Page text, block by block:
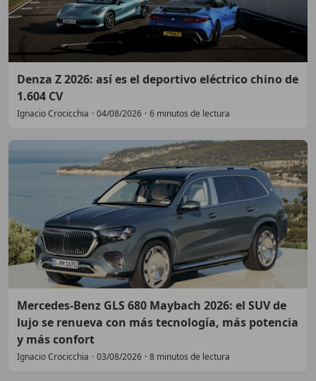
Denza Z 2026: así es el deportivo eléctrico chino de
1.604 CV
Ignacio Crocicchia · 04/08/2026 · 6 minutos de lectura
Mercedes-Benz GLS 680 Maybach 2026: el SUV de
lujo se renueva con más tecnología, más potencia
y más confort
Ignacio Crocicchia · 03/08/2026 · 8 minutos de lectura